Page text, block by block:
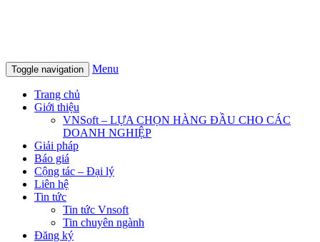
Toggle navigation Menu
Trang chủ
Giới thiệu
VNSoft – LỰA CHỌN HÀNG ĐẦU CHO CÁC
DOANH NGHIỆP
Giải pháp
Báo giá
Cộng tác – Đại lý
Liên hệ
Tin tức
Tin tức Vnsoft
Tin chuyên ngành
Đăng ký